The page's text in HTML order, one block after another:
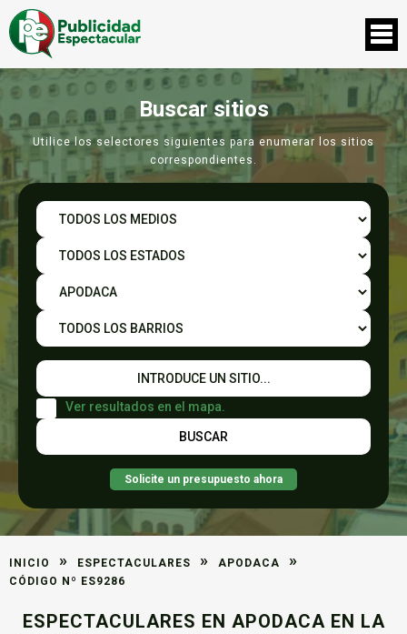
Buscar sitios
Utilice los selectores siguientes para enumerar los sitios
correspondientes.
Ver resultados en el mapa.
Solicite un presupuesto ahora
INICIO » ESPECTACULARES » APODACA »
CÓDIGO Nº ES9286
ESPECTACULARES EN APODACA EN LA